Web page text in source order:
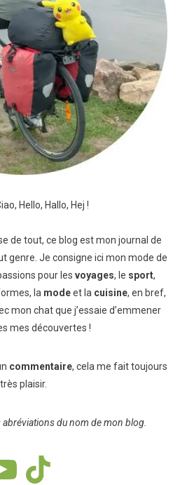
Hello, Hallo, Hej !
de tout, ce blog est mon journal de
genre. Je consigne ici mon mode de
pour les voyages, le sport,
la modeet la cuisine, en bref,
mon chat que j’essaie d’emmener
mes découvertes !
commentaire, cela me fait toujours
très plaisir.
du nom de mon blog.
TikTok